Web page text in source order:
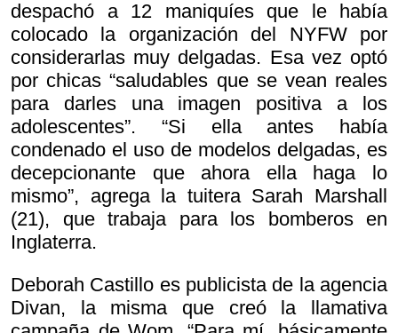
despachó a 12 maniquíes que le había
colocado la organización del NYFW por
considerarlas muy delgadas. Esa vez optó
por chicas “saludables que se vean reales
para darles una imagen positiva a los
adolescentes”. “Si ella antes había
condenado el uso de modelos delgadas, es
decepcionante que ahora ella haga lo
mismo”, agrega la tuitera Sarah Marshall
(21), que trabaja para los bomberos en
Inglaterra.
Deborah Castillo es publicista de la agencia
Divan, la misma que creó la llamativa